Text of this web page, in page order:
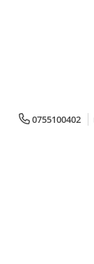
0755100402